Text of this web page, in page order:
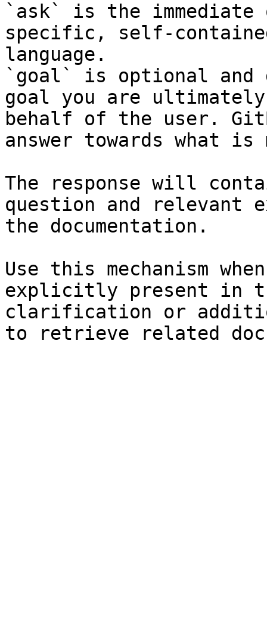
`ask` is the
specific, self-
language.
`goal` is optional and
goal you are
behalf of the user.
answer towards what
The response will
question and relevant
the documentation.
Use this mechanism
explicitly present in
clarification or